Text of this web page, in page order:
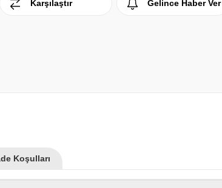
Karşılaştır Gelince Haber Ver
Koşulları